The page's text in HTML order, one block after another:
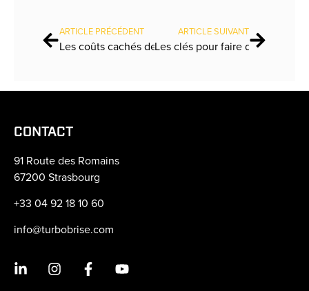
ARTICLE PRÉCÉDENT ARTICLE SUIVANT
CONTACT
91 Route des Romains
67200 Strasbourg
+33 04 92 18 10 60
info@turbobrise.com